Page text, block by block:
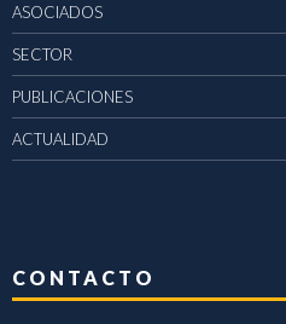
ASOCIADOS
SECTOR
PUBLICACIONES
ACTUALIDAD
CONTACTO